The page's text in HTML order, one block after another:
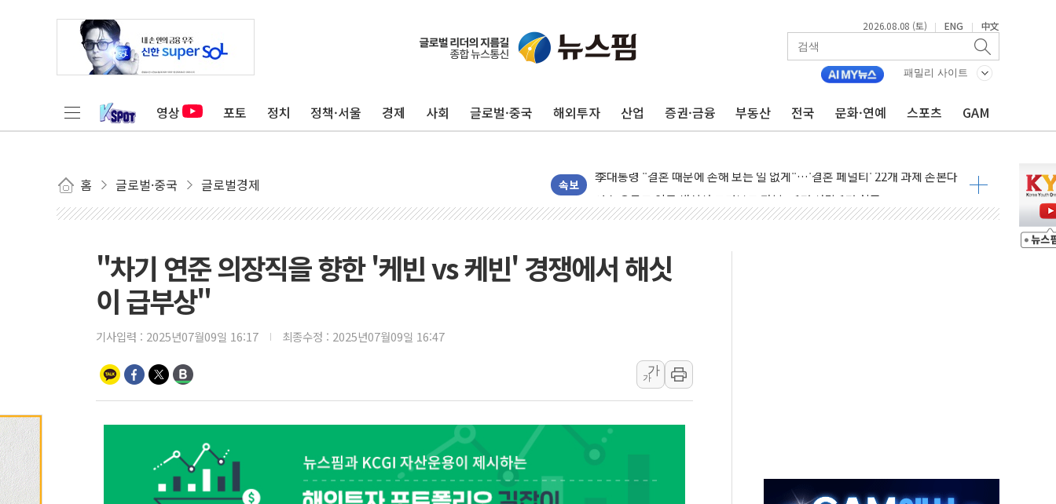
2026.08.08 (토) | ENG | 中文
패밀리 사이트
영상 포토 정치 정책·서울 경제 사회 글로벌·중국 해외투자 산업 증권·금융 부동산 전국 문화·연예 스포츠 GAM
홈 글로벌·중국 글로벌경제 속보
폐기물 수거하다 참변…60대 환경미화원 수거차에 치여 사망
서울 중랑구 주택가서 흉기 난동…60대 남성 2명 숨져
여수 오동도 인근 해상서 모터보트 전복…1명 사망·1명 실종
추미애, '위안부' 피해자 기림의 날 참석..."국제적 시민 연대로 목소리 내야"
인천서 말다툼 중 어머니 흉기 살해 10대 아들 체포
'화합' 꺼낸 김민석에 '뻔뻔' 받아친 정청래…제주 연설서 신경전 고조
中 전방위 아파트 부양, 수도 베이징도 부동산 규제 철폐
인제 용대리 계곡서 수위 상승으로 피서객 7명 고립…전원 구조
강원 중·남부 동해안 시간당 50mm 이상 폭우…호우경보 발효
폭염에 車 운전면허 기능시험 오전 집중 편성…체감온도 38도 넘으면 중단
"차기 연준 의장직을 향한 '케빈 vs 케빈' 경쟁에서 해싯
이 급부상"
기사입력 : 2025년07월09일 16:17 최종수정 : 2025년07월09일 16:47
가
가